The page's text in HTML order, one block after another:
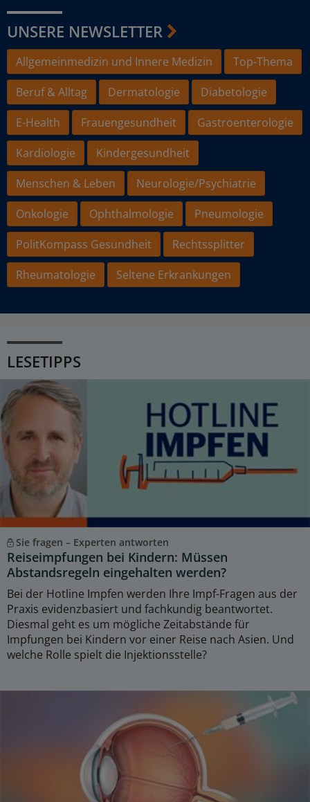
UNSERE NEWSLETTER
Allgemeinmedizin und Innere Medizin
Top-Thema
Beruf & Alltag
Dermatologie
Diabetologie
E-Health
Frauengesundheit
Gastroenterologie
Kardiologie
Kindergesundheit
Menschen & Leben
Neurologie/Psychiatrie
Onkologie
Ophthalmologie
Pneumologie
PolitKompass Gesundheit
Rechtssplitter
Rheumatologie
Seltene Erkrankungen
LESETIPPS
Sie fragen – Experten antworten
Reiseimpfungen bei Kindern: Müssen
Abstandsregeln eingehalten werden?
Bei der Hotline Impfen werden Ihre Impf-Fragen aus der
Praxis evidenzbasiert und fachkundig beantwortet.
Diesmal geht es um mögliche Zeitabstände für
Impfungen bei Kindern vor einer Reise nach Asien. Und
welche Rolle spielt die Injektionsstelle?